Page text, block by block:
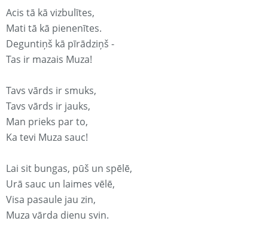
Acis tā kā vizbulītes,
Mati tā kā pienenītes.
Deguntiņš kā pīrādziņš -
Tas ir mazais Muza!
Tavs vārds ir smuks,
Tavs vārds ir jauks,
Man prieks par to,
Ka tevi Muza sauc!
Lai sit bungas, pūš un spēlē,
Urā sauc un laimes vēlē,
Visa pasaule jau zin,
Muza vārda dienu svin.